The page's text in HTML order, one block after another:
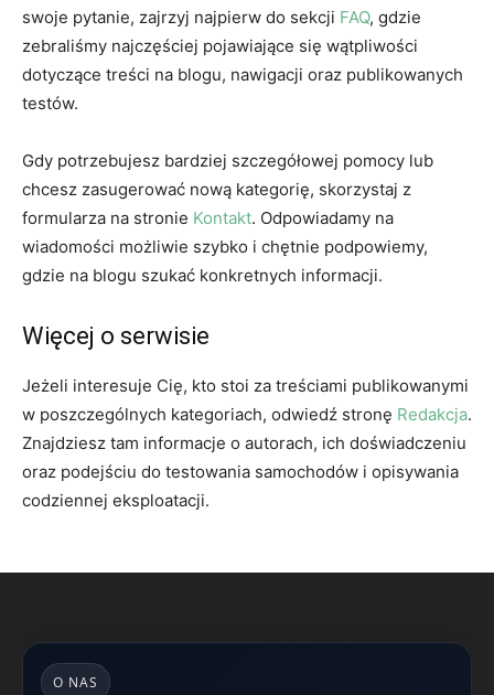
swoje pytanie, zajrzyj najpierw do sekcji FAQ, gdzie
zebraliśmy najczęściej pojawiające się wątpliwości
dotyczące treści na blogu, nawigacji oraz publikowanych
testów.
Gdy potrzebujesz bardziej szczegółowej pomocy lub
chcesz zasugerować nową kategorię, skorzystaj z
formularza na stronie Kontakt. Odpowiadamy na
wiadomości możliwie szybko i chętnie podpowiemy,
gdzie na blogu szukać konkretnych informacji.
Więcej o serwisie
Jeżeli interesuje Cię, kto stoi za treściami publikowanymi
w poszczególnych kategoriach, odwiedź stronę Redakcja.
Znajdziesz tam informacje o autorach, ich doświadczeniu
oraz podejściu do testowania samochodów i opisywania
codziennej eksploatacji.
O NAS